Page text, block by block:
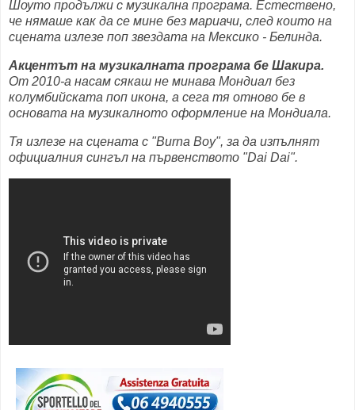
Шоуто продължи с музикална програма. Естествено,
че нямаше как да се мине без мариачи, след които на
сцената излезе поп звездата на Мексико - Белинда.
Акцентът на музикалната програма бе Шакира.
От 2010-а насам сякаш не минава Мондиал без
колумбийската поп икона, а сега тя отново бе в
основата на музикалното оформление на Мондиала.
Тя излезе на сцената с "Burna Boy", за да изпълнят
официалния сингъл на първенството "Dai Dai".